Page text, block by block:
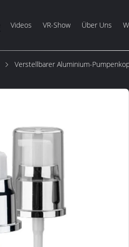
Videos VR-Show Über Uns
Verstellbarer Aluminium-